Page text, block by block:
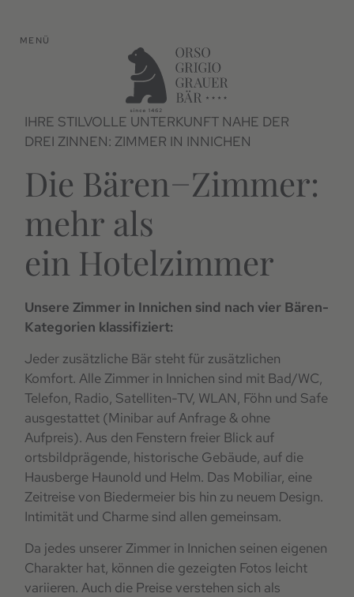
MENÜ
IHRE STILVOLLE UNTERKUNFT NAHE DER
DREI ZINNEN: ZIMMER IN INNICHEN
Die Bären−Zimmer:
mehr als
ein Hotelzimmer
Unsere Zimmer in Innichen sind nach vier Bären-
Kategorien klassifiziert:
Jeder zusätzliche Bär steht für zusätzlichen
Komfort. Alle Zimmer in Innichen sind mit Bad/WC,
Telefon, Radio, Satelliten-TV, WLAN, Föhn und Safe
ausgestattet (Minibar auf Anfrage & ohne
Aufpreis). Aus den Fenstern freier Blick auf
ortsbildprägende, historische Gebäude, auf die
Hausberge Haunold und Helm. Das Mobiliar, eine
Zeitreise von Biedermeier bis hin zu neuem Design.
Intimität und Charme sind allen gemeinsam.
Da jedes unserer Zimmer in Innichen seinen eigenen
Charakter hat, können die gezeigten Fotos leicht
variieren. Auch die Preise verstehen sich als